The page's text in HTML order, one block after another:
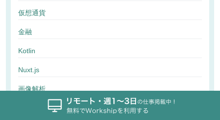
仮想通貨
金融
Kotlin
Nuxt.js
画像解析